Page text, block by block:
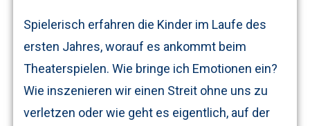
Spielerisch erfahren die Kinder im Laufe des
ersten Jahres, worauf es ankommt beim
Theaterspielen. Wie bringe ich Emotionen ein?
Wie inszenieren wir einen Streit ohne uns zu
verletzen oder wie geht es eigentlich, auf der